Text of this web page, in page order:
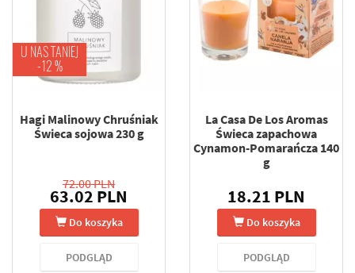
U NAS TANIEJ
-12 %
Hagi Malinowy Chruśniak
Świeca sojowa 230 g
72.00 PLN
63.02 PLN
Do koszyka
PODGLĄD
La Casa De Los Aromas
Świeca zapachowa
Cynamon-Pomarańcza 140
g
18.21 PLN
Do koszyka
PODGLĄD